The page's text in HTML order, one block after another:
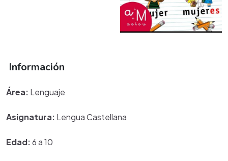
Información
Área: Lenguaje
Asignatura: Lengua Castellana
Edad:6 a 10